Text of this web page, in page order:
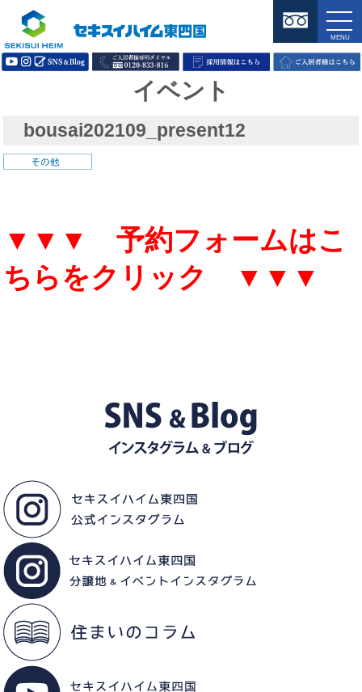
イベント
bousai202109_present12
▼▼▼ 予約フォームはこ
ちらをクリック ▼▼▼